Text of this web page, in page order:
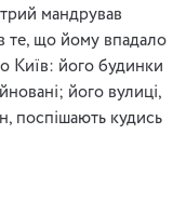
мандрував
те, що йому впадало
Київ: його будинки
його вулиці,
поспішають кудись